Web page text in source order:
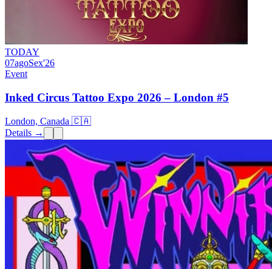
TODAY
07agoSex'26
Event
Inked Circus Tattoo Expo 2026 – London #5
London, Canada 🇨🇦
Details →